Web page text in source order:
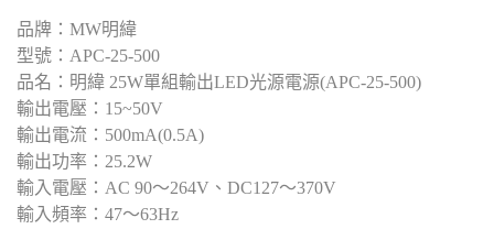
品牌：MW明緯
型號：APC-25-500
品名：明緯 25W單組輸出LED光源電源(APC-25-500)
輸出電壓：15~50V
輸出電流：500mA(0.5A)
輸出功率：25.2W
輸入電壓：AC 90～264V、DC127～370V
輸入頻率：47～63Hz